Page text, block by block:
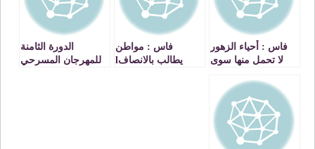
فاس : أحياء الزهور
لا تحمل منها سوى
فاس : مواطن
يطالب بالانصافl
الدورة الثامنة
للمهرجان المسرحي